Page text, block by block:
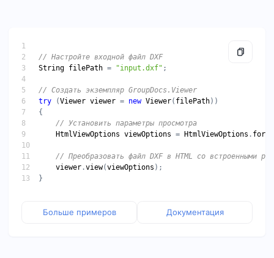
String filePath = "input.dxf"
try (Viewer viewer = new Viewer( filePath
HtmlViewOptions viewOptions = HtmlViewOptions .
viewer .view(viewOptions
Больше примеров Документация